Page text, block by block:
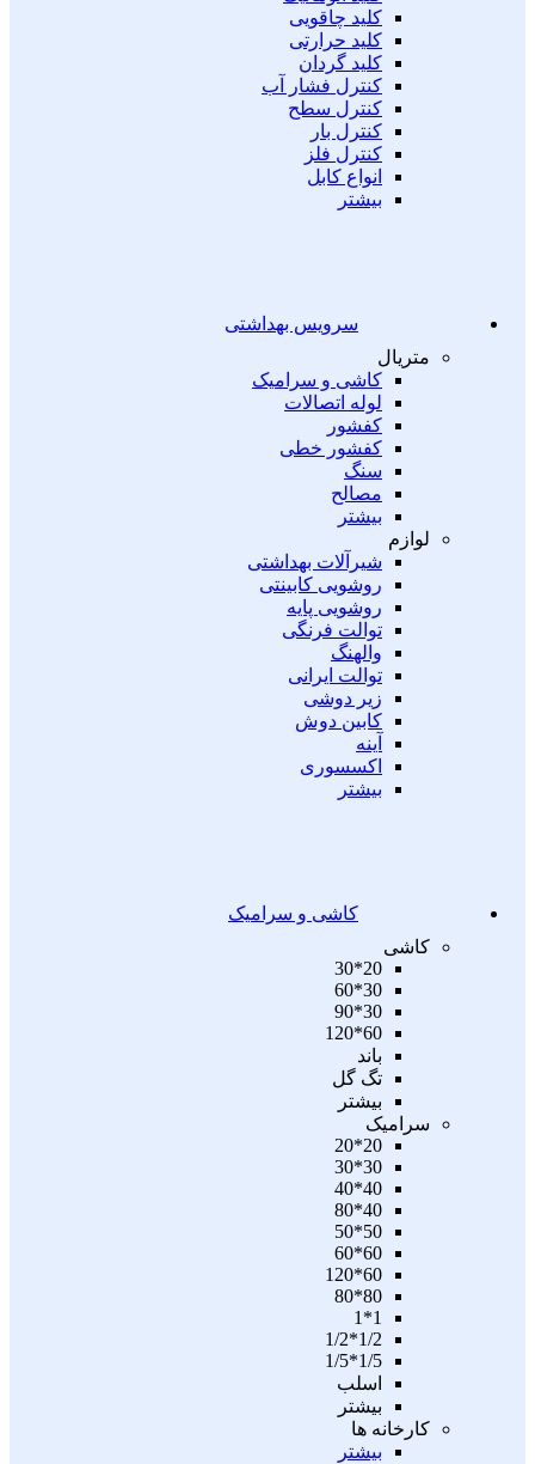
کلید چاقویی
کلید حرارتی
کلید گردان
کنترل فشار آب
کنترل سطح
کنترل بار
کنترل فلز
انواع کابل
بیشتر
سرویس بهداشتی
متریال
کاشی و سرامیک
لوله اتصالات
کفشور
کفشور خطی
سنگ
مصالح
بیشتر
لوازم
شیرآلات بهداشتی
روشویی کابینتی
روشویی پایه
توالت فرنگی
والهنگ
توالت ایرانی
زیر دوشی
کابین دوش
آینه
اکسسوری
بیشتر
کاشی و سرامیک
کاشی
20*30
30*60
30*90
60*120
باند
تگ گل
بیشتر
سرامیک
20*20
30*30
40*40
40*80
50*50
60*60
60*120
80*80
1*1
1/2*1/2
1/5*1/5
اسلب
بیشتر
کارخانه ها
بیشتر